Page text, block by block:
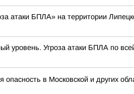
атаки БПЛА» на территории
уровень. Угроза атаки БПЛА по
опасность в Московской и других